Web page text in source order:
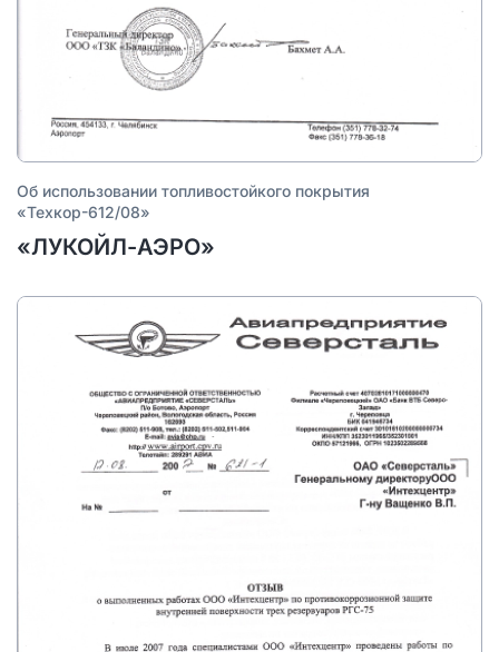
«ЛУКОЙЛ-АЭРО»
Об использовании топливостойкого покрытия
«Техкор-612/08»